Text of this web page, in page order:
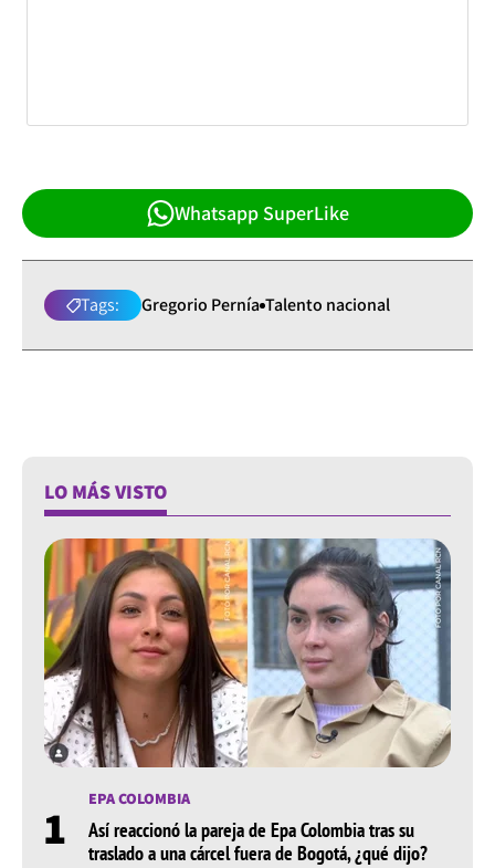
Whatsapp SuperLike
Tags: Gregorio Pernía Talento nacional
LO MÁS VISTO
1 EPA COLOMBIA
Así reaccionó la pareja de Epa Colombia tras su
traslado a una cárcel fuera de Bogotá, ¿qué dijo?